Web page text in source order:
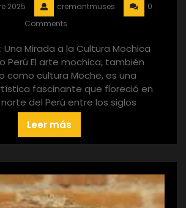
2025 cremantmuses
0
Comments
Una Mirada a la Cultura Mochica
Perú El arte mochica, también
como cultura Moche, es una
fascinante que floreció en
del Perú entre los siglos
Leer más